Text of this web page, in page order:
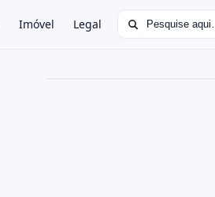
Imóvel Legal Buscar por: